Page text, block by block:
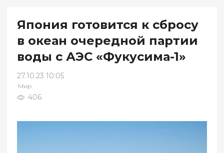
Япония готовится к сбросу
в океан очередной партии
воды с АЭС «Фукусима-1»
27.10.23 10:05
Мир
406